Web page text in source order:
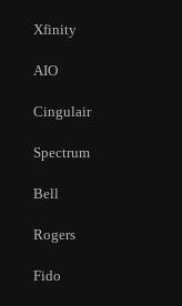
Xfinity
AIO
Cingulair
Spectrum
Bell
Rogers
Fido